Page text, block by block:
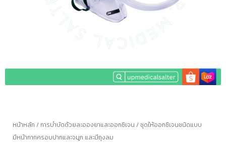
หน้าหลัก /การบำบัดด้วยละอองยาและออกซิเจน / ชุดให้ออกซิเจนชนิดแบบ
มีหน้ากากครอบปากและจมูก และมีถุงลม